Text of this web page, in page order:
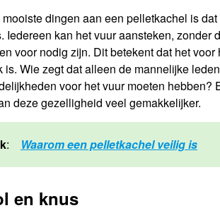
dingen aan een pelletkachel is
Iedereen kan het vuur aansteken, zonder
voor nodig zijn. Dit betekent dat het voor
is. Wie zegt dat alleen de mannelijke
voor het vuur moeten hebben?
deze gezelligheid veel gemakkelijker.
: Waarom een pelletkachel veilig is
en knus